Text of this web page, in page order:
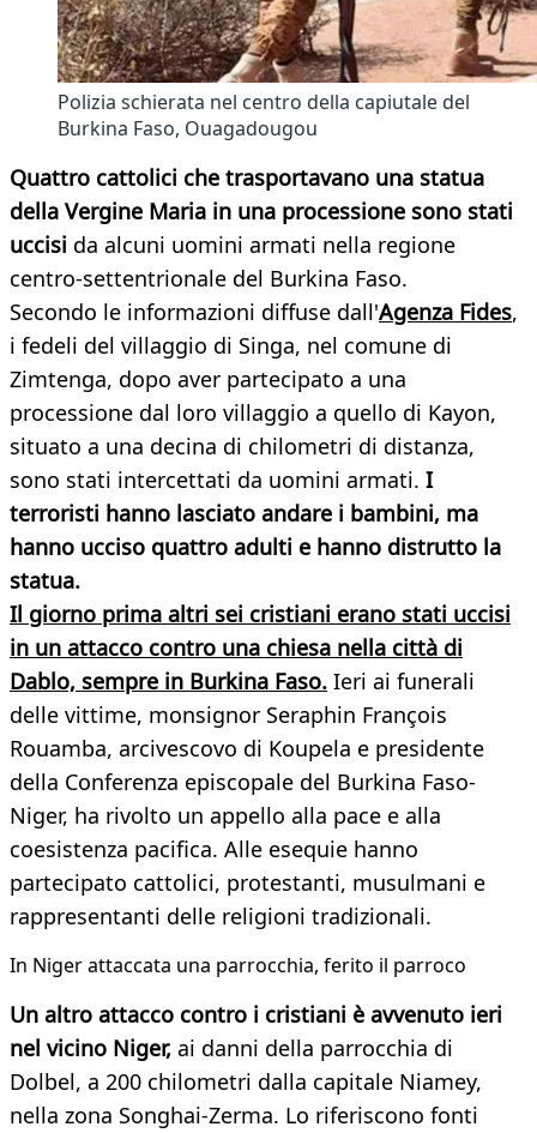
Polizia schierata nel centro della capiutale del
Burkina Faso, Ouagadougou
Quattro cattolici che trasportavano una statua
della Vergine Maria in una processione sono stati
uccisi da alcuni uomini armati nella regione
centro-settentrionale del Burkina Faso.
Secondo le informazioni diffuse dall'Agenza Fides,
i fedeli del villaggio di Singa, nel comune di
Zimtenga, dopo aver partecipato a una
processione dal loro villaggio a quello di Kayon,
situato a una decina di chilometri di distanza,
sono stati intercettati da uomini armati. I
terroristi hanno lasciato andare i bambini, ma
hanno ucciso quattro adulti e hanno distrutto la
statua.
Il giorno prima altri sei cristiani erano stati uccisi
in un attacco contro una chiesa nella città di
Dablo, sempre in Burkina Faso. Ieri ai funerali
delle vittime, monsignor Seraphin François
Rouamba, arcivescovo di Koupela e presidente
della Conferenza episcopale del Burkina Faso-
Niger, ha rivolto un appello alla pace e alla
coesistenza pacifica. Alle esequie hanno
partecipato cattolici, protestanti, musulmani e
rappresentanti delle religioni tradizionali.
In Niger attaccata una parrocchia, ferito il parroco
Un altro attacco contro i cristiani è avvenuto ieri
nel vicino Niger, ai danni della parrocchia di
Dolbel, a 200 chilometri dalla capitale Niamey,
nella zona Songhai-Zerma. Lo riferiscono fonti